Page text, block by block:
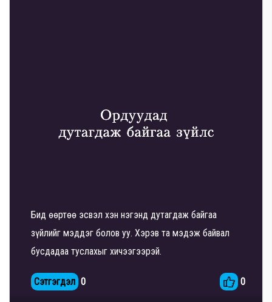
Бид өөртөө эсвэл хэн нэгэнд дутагдаж байгаа
зүйлийг мэддэг болов уу. Хэрэв та мэдэж байвал
бусдадаа туслахыг хичээгээрэй.
Сэтгэгдэл 0 0